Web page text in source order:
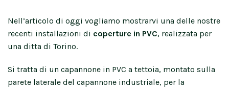
Nell’articolo di oggi vogliamo mostrarvi una delle nostre
recenti installazioni di coperture in PVC, realizzata per
una ditta di Torino.
Si tratta di un capannone in PVC a tettoia, montato sulla
parete laterale del capannone industriale, per la